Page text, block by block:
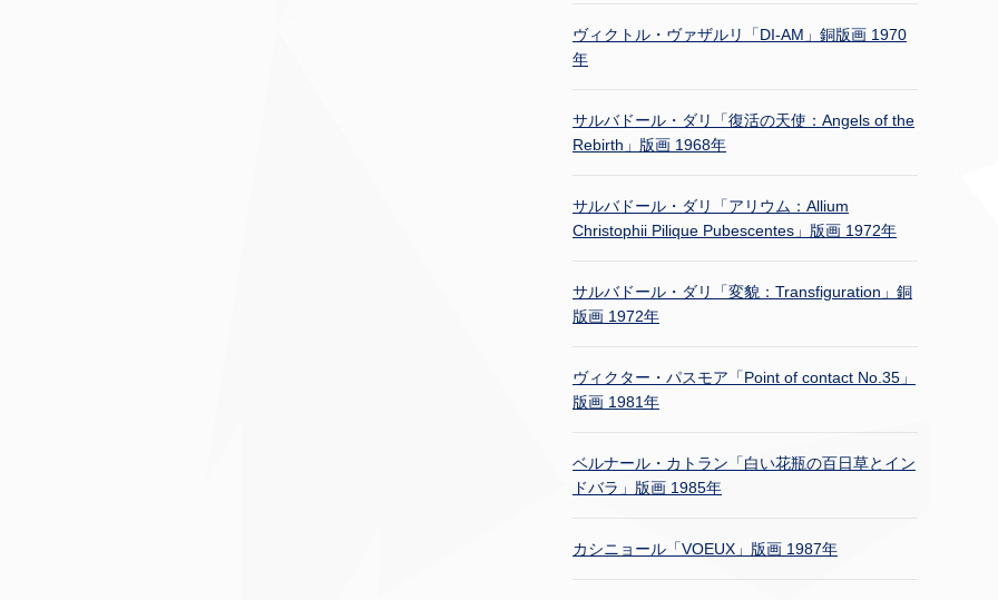
ヴィクトル・ヴァザルリ「DI-AM」銅版画 1970
年
サルバドール・ダリ「復活の天使：Angels of the
Rebirth」版画 1968年
サルバドール・ダリ「アリウム：Allium
Christophii Pilique Pubescentes」版画 1972年
サルバドール・ダリ「変貌：Transfiguration」銅
版画 1972年
ヴィクター・パスモア「Point of contact No.35」
版画 1981年
ベルナール・カトラン「白い花瓶の百日草とイン
ドバラ」版画 1985年
カシニョール「VOEUX」版画 1987年